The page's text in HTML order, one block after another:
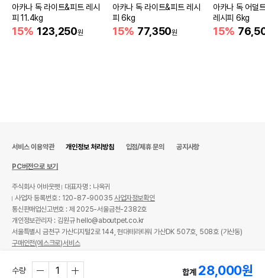
아카나 독 라이트&피트 레시
피 11.4kg
15% 123,250원
아카나 독 라이트&피트 레시
피 6kg
15% 77,350원
아카나 독 어덜
레시피 6kg
15%
수량 합계 28,000원
서비스 이용약관 개인정보 처리방침 입점/제휴 문의 공지사항
PC버전으로 보기
주식회사 어바웃펫
대표자명 : 나옥귀
사업자 등록번호 : 120-87-90035사업자정보확인
통신판매업신고번호 : 제 2025-서울금천-2382호
개인정보관리자 : 김원규 hello@aboutpet.co.kr
서울특별시 금천구 가산디지털2로 144, 현대테라타워 가산DK 507호, 508호 (가산동)
구매안전(에스크로)서비스